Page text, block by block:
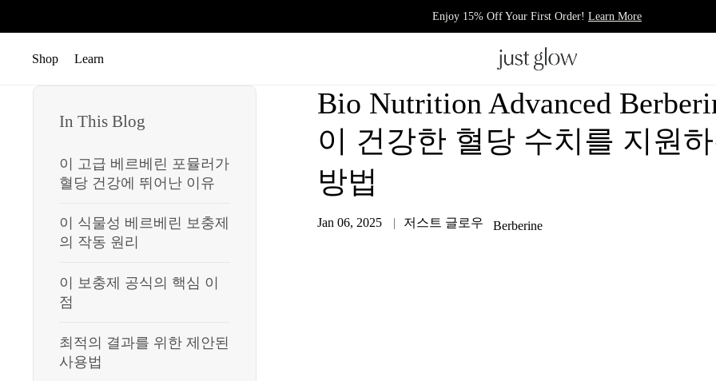
Enjoy 15% Off Your First Order! Learn More
메뉴 열기
Shop 메뉴 열기
Learn
Bio Nutrition Advanced
이 건강한 혈당 수치를 지원
방법
Jan 06, 2025 저스트 글로우 Berberine
In This Blog
이 고급 베르베린 포뮬러가
혈당 건강에 뛰어난 이유
이 식물성 베르베린 보충제
의 작동 원리
이 보충제 공식의 핵심 이
점
최적의 결과를 위한 제안된
사용법